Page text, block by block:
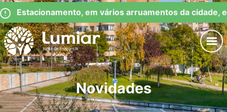
Observação:
este
site
inclui
um
sistema
de
acessibilidade.
Skip
to
content
Estacionamento, em vários arruamentos da cidade,
Junta de Freguesia Lumiar
Novidades